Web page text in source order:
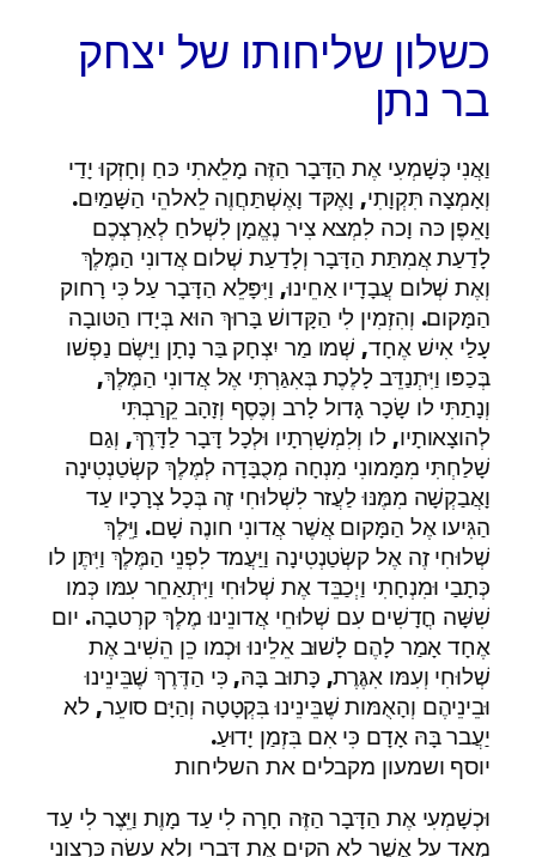
כשלון שליחותו של יצחק
בר נתן
וַאֲנִי כְּשָׁמְעִי אֶת הַדָּבָר הַזֶּה מָלֵאתִי כּחַ וְחָזְקוּ יָדַי
וְאָמְצָה תִּקְוָתִי, וָאֶקּד וָאֶשְׁתַּחֲוֶה לֵאלהֵי הַשָּׁמַיִם.
וָאֵפֶן כּה וָכה לִמְצא צִיר נֶאֱמָן לִשְׁלחַ לְאַרְצְכֶם
לָדַעַת אֲמִתַּת הַדָּבָר וְלָדַעַת שְׁלום אֲדונִי הַמֶּלֶךְ
וְאֶת שְׁלום עֲבָדָיו אַחֵינוּ, וַיִּפָּלֵא הַדָּבָר עַל כִּי רָחוק
הַמָּקום. וְהִזְמִין לִי הַקָּדושׁ בָּרוּךְ הוּא בְּיָדו הַטּובָה
עָלַי אִישׁ אֶחָד, שְׁמו מַר יִצְחָק בַּר נָתָן וַיָּשֶׂם נַפְשׁו
בְּכַפּו וַיִּתְנַדֵּב לָלֶכֶת בְּאִגַּרְתִּי אֶל אֲדונִי הַמֶּלֶךְ,
וְנָתַתִּי לו שָׂכָר גָּדול לָרב וְכֶּסֶף וְזָהָב קֵרַבְתִּי
לְהוצָאותָיו, לו וְלִמְשָׁרְתָיו וּלְכָל דָּבָר לַדָּרֶךְ, וְגַם
שָׁלַחְתִּי מִמָּמונִי מִנְחָה מְכֻבָּדָה לְמֶלֶךְ קשְׂטַנְטִינָה
וָאֲבַקְשָׁה מִמֶּנּוּ לַעֲזר לִשְׁלוּחִי זֶה בְּכָל צְרָכָיו עַד
הַגִּיעו אֶל הַמָּקום אֲשֶׁר אֲדונִי חונֶה שָׁם. וַיֵּלֶךְ
שְׁלוּחִי זֶה אֶל קשְׂטַנְטִינָה וַיַּעֲמד לִפְנֵי הַמֶּלֶךְ וַיִּתֶּן לו
כְּתָבַי וּמִנְחָתִי וַיְכַבֵּד אֶת שְׁלוּחִי וַיִּתְאַחֵר עִמּו כְּמו
שִׁשָּׁה חֳדָשִׁים עִם שְׁלוּחֵי אֲדונֵינוּ מֶלֶךְ קרְטבָה. יום
אֶחָד אָמַר לָהֶם לָשׁוּב אֵלֵינוּ וּכְמו כֵן הֵשִׁיב אֶת
שְׁלוּחִי וְעִמּו אִגֶּרֶת, כָּתוּב בָּהּ, כִּי הַדֶּרֶךְ שֶׁבֵּינֵינוּ
וּבֵינֵיהֶם וְהָאֻמּות שֶׁבֵּינֵינוּ בִּקְטָטָה וְהַיָּם סועֵר, לא
יַעֲבר בָּהּ אָדָם כִּי אִם בִּזְמַן יָדוּעַ.
יוסף ושמעון מקבלים את השליחות
וּכְשָׁמְעִי אֶת הַדָּבָר הַזֶּה חָרָה לִי עַד מָוֶת וַיֵּצֶר לִי עַד
מְאד עַל אֲשֶׁר לא הֵקִים אֶת דְּבָרִי וְלא עָשָׂה כִּרְצונִי